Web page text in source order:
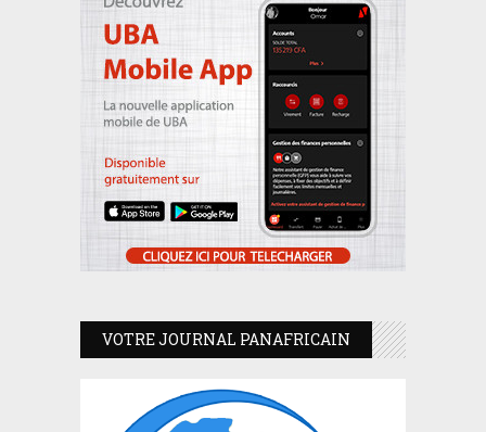
VOTRE JOURNAL PANAFRICAIN